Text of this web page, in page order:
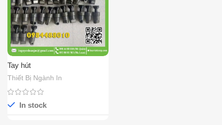
Tay hút
Thiết Bị Ngành In
In stock